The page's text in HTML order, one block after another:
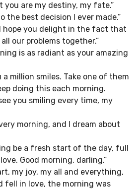
you are my destiny, my fate.”
the best decision I ever made.”
I hope you delight in the fact that
our problems together.”
is as radiant as your amazing
a million smiles. Take one of them
doing this each morning.
you smiling every time, my
morning, and I dream about
be a fresh start of the day, full
Good morning, darling.”
my joy, my all and everything,
fell in love, the morning was